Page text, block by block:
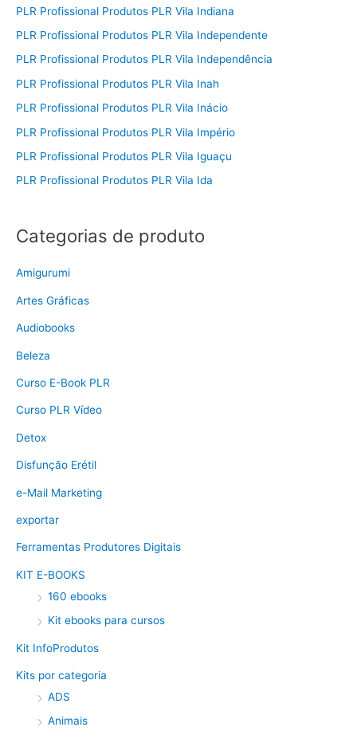
PLR Profissional Produtos PLR Vila Indiana
PLR Profissional Produtos PLR Vila Independente
PLR Profissional Produtos PLR Vila Independência
PLR Profissional Produtos PLR Vila Inah
PLR Profissional Produtos PLR Vila Inácio
PLR Profissional Produtos PLR Vila Império
PLR Profissional Produtos PLR Vila Iguaçu
PLR Profissional Produtos PLR Vila Ida
Categorias de produto
Amigurumi
Artes Gráficas
Audiobooks
Beleza
Curso E-Book PLR
Curso PLR Vídeo
Detox
Disfunção Erétil
e-Mail Marketing
exportar
Ferramentas Produtores Digitais
KIT E-BOOKS
160 ebooks
Kit ebooks para cursos
Kit InfoProdutos
Kits por categoria
ADS
Animais